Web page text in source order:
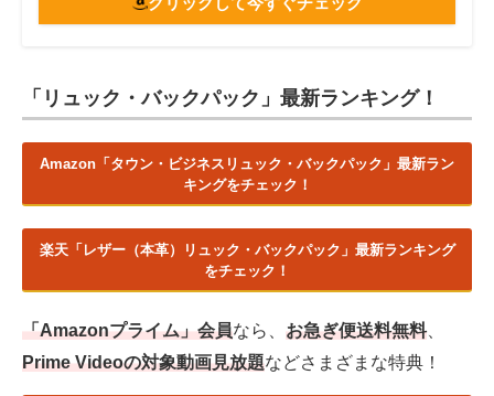
「リュック・バックパック」最新ランキング！
Amazon「タウン・ビジネスリュック・バックパック」最新ラン
キングをチェック！
楽天「レザー（本革）リュック・バックパック」最新ランキング
をチェック！
「Amazonプライム」会員なら、 お急ぎ便送料無料
Prime Videoの対象動画見放題などさまざまな特典！